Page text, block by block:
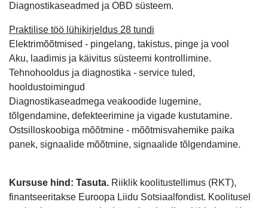
Diagnostikaseadmed ja OBD süsteem.
Praktilise töö lühikirjeldus 28 tundi
Elektrimõõtmised - pingelang, takistus, pinge ja vool
Aku, laadimis ja käivitus süsteemi kontrollimine.
Tehnohooldus ja diagnostika - service tuled,
hooldustoimingud
Diagnostikaseadmega veakoodide lugemine,
tõlgendamine, defekteerimine ja vigade kustutamine.
Ostsilloskoobiga mõõtmine - mõõtmisvahemike paika
panek, signaalide mõõtmine, signaalide tõlgendamine.
Kursuse hind: Tasuta. Riiklik koolitustellimus (RKT),
finantseeritakse Euroopa Liidu Sotsiaalfondist. Koolitusel